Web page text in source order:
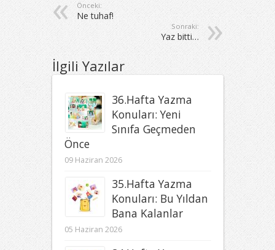
Önceki:
Ne tuhaf!
Sonraki:
Yaz bitti…
İlgili Yazılar
36.Hafta Yazma
Konuları: Yeni
Sınıfa Geçmeden
Önce
09 Haziran 2026
35.Hafta Yazma
Konuları: Bu Yıldan
Bana Kalanlar
05 Haziran 2026